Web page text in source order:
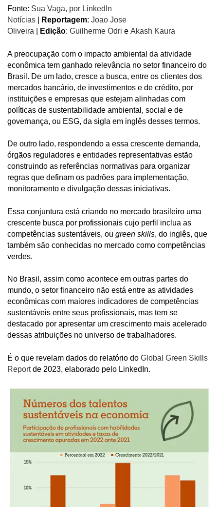
Fonte: Sua Vaga, por LinkedIn
Notícias
Reportagem: Joao Jose
Oliveira
Edição: Guilherme Odri e Akash Kaura
A preocupação com o impacto ambiental da atividade
econômica tem ganhado relevância no setor financeiro do
Brasil. De um lado, cresce a busca, entre os clientes dos
mercados bancário, de investimentos e de crédito, por
instituições e empresas que estejam alinhadas com
políticas de sustentabilidade ambiental, social e de
governança, ou ESG, da sigla em inglês desses termos.
De outro lado, respondendo a essa crescente demanda,
órgãos reguladores e entidades representativas estão
construindo as referências normativas para organizar
regras que definam os padrões para implementação,
monitoramento e divulgação dessas iniciativas.
Essa conjuntura está criando no mercado brasileiro uma
crescente busca por profissionais cujo perfil inclua as
competências sustentáveis, ou green skills, do inglês, que
também são conhecidas no mercado como competências
verdes.
No Brasil, assim como acontece em outras partes do
mundo, o setor financeiro não está entre as atividades
econômicas com maiores indicadores de competências
sustentáveis entre seus profissionais, mas tem se
destacado por apresentar um crescimento mais acelerado
dessas atribuições no universo de trabalhadores.
É o que revelam dados do relatório do Global Green Skills
Reportde 2023, elaborado pelo LinkedIn.